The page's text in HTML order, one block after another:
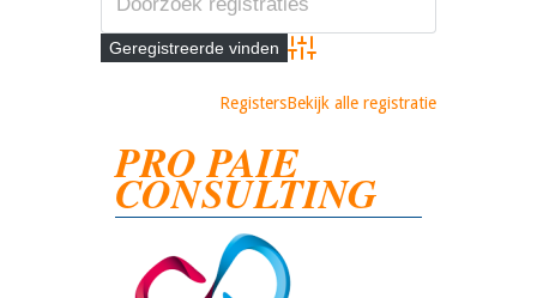
Advanced Search
RegistersBekijk alle registratie
PRO PAIE
CONSULTING